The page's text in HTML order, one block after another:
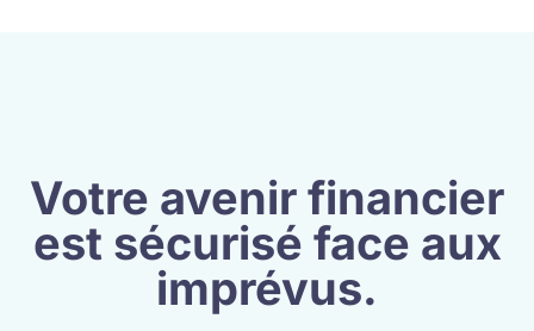
Votre avenir financier
est sécurisé face aux
imprévus.